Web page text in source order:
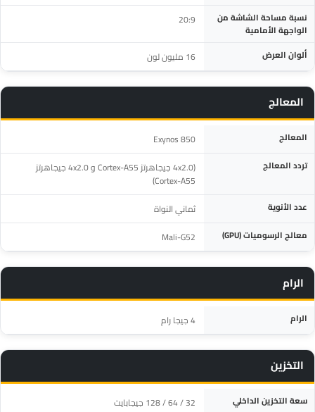
نسبة مساحة الشاشة من
الواجهة الأمامية
20:9
ألوان العرض 16 مليون لون
المعالج
المواصفة
المعالج Exynos 850
تردد المعالج
(4x2.0 جيجاهرتز Cortex-A55 و 4x2.0 جيجاهرتز
Cortex-A55)
عدد الأنوية ثماني النواة
معالج الرسوميات (GPU) Mali-G52
الرام
المواصفة
الرام 4 جيجا رام
التخزين
المواصفةالتفاصيل
سعة التخزين الداخلي 32 / 64 / 128 جيجابايت